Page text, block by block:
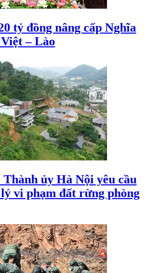
tỷ đồng nâng cấp Nghĩa
– Lào
ủy Hà Nội yêu cầu
vi phạm đất rừng phòng